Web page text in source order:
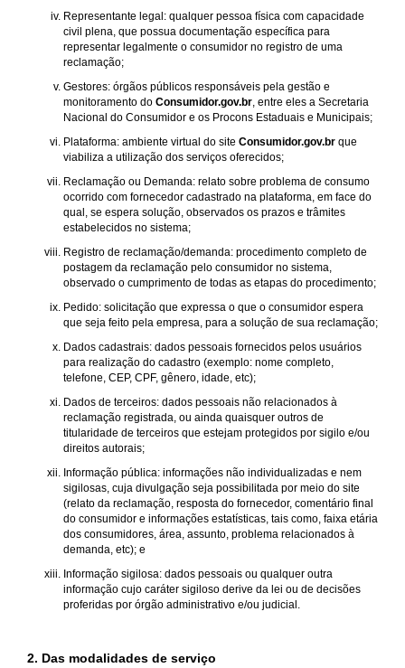
Representante legal: qualquer pessoa física com capacidade
civil plena, que possua documentação específica para
representar legalmente o consumidor no registro de uma
reclamação;
Gestores: órgãos públicos responsáveis pela gestão e
monitoramento do Consumidor.gov.br, entre eles a Secretaria
Nacional do Consumidor e os Procons Estaduais e Municipais;
Plataforma: ambiente virtual do site Consumidor.gov.br que
viabiliza a utilização dos serviços oferecidos;
Reclamação ou Demanda: relato sobre problema de consumo
ocorrido com fornecedor cadastrado na plataforma, em face do
qual, se espera solução, observados os prazos e trâmites
estabelecidos no sistema;
Registro de reclamação/demanda: procedimento completo de
postagem da reclamação pelo consumidor no sistema,
observado o cumprimento de todas as etapas do procedimento;
Pedido: solicitação que expressa o que o consumidor espera
que seja feito pela empresa, para a solução de sua reclamação;
Dados cadastrais: dados pessoais fornecidos pelos usuários
para realização do cadastro (exemplo: nome completo,
telefone, CEP, CPF, gênero, idade, etc);
Dados de terceiros: dados pessoais não relacionados à
reclamação registrada, ou ainda quaisquer outros de
titularidade de terceiros que estejam protegidos por sigilo e/ou
direitos autorais;
Informação pública: informações não individualizadas e nem
sigilosas, cuja divulgação seja possibilitada por meio do site
(relato da reclamação, resposta do fornecedor, comentário final
do consumidor e informações estatísticas, tais como, faixa etária
dos consumidores, área, assunto, problema relacionados à
demanda, etc); e
Informação sigilosa: dados pessoais ou qualquer outra
informação cujo caráter sigiloso derive da lei ou de decisões
proferidas por órgão administrativo e/ou judicial.
2. Das modalidades de serviço